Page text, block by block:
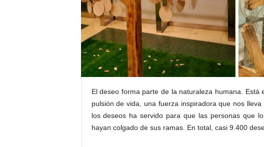
El deseo forma parte de la naturaleza humana.
pulsión de vida, una fuerza inspiradora que nos
los deseos ha servido para que las personas que
hayan colgado de sus ramas. En total, casi 9.400